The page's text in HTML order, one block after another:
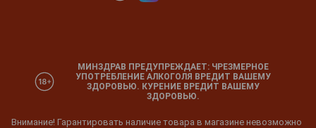
МИНЗДРАВ ПРЕДУПРЕЖДАЕТ: ЧРЕЗМЕРНОЕ
УПОТРЕБЛЕНИЕ АЛКОГОЛЯ ВРЕДИТ ВАШЕМУ
ЗДОРОВЬЮ. КУРЕНИЕ ВРЕДИТ ВАШЕМУ
ЗДОРОВЬЮ.
Внимание! Гарантировать наличие товара в магазине невозможно